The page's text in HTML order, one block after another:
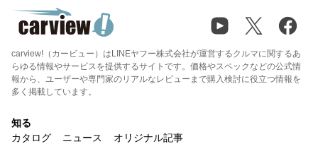
carview!（カービュー）はLINEヤフー株式会社が運営するクルマに関するあ
らゆる情報やサービスを提供するサイトです。価格やスペックなどの公式情
報から、ユーザーや専門家のリアルなレビューまで購入検討に役立つ情報を
多く掲載しています。
知る
カタログ
ニュース オリジナル記事